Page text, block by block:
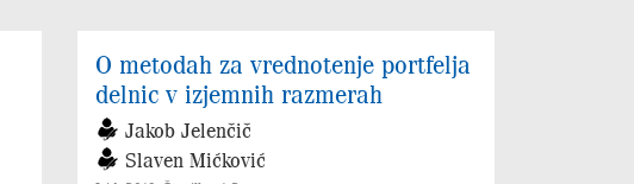
O metodah za vrednotenje portfelja
delnic v izjemnih razmerah
Jakob Jelenčič
Slaven Mićković